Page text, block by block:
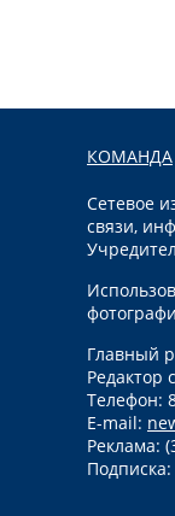
КОМАНДА
Сетевое
связи,
Главный
Редактор
Телефон:
E-mail:
Реклама:
Подписка: